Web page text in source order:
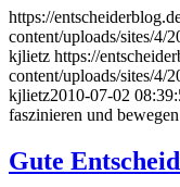
https://
content/uploads/sites/4/
kjlietz https://
content/uploads/sites/4/
kjlietz2010-07-02
faszinieren und
Gute